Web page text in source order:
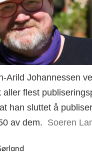
Arild Johannessen
aller flest
han sluttet å
av dem. Soeren